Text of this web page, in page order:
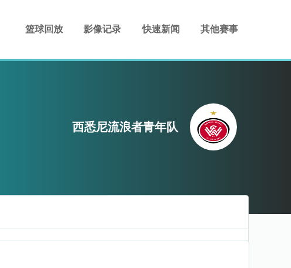
篮球回放 影像记录 快速新闻 其他赛事
西悉尼流浪者青年队